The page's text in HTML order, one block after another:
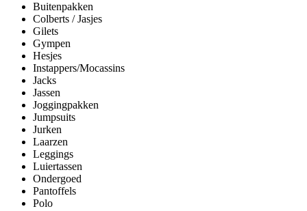
Buitenpakken
Colberts / Jasjes
Gilets
Gympen
Hesjes
Instappers/Mocassins
Jacks
Jassen
Joggingpakken
Jumpsuits
Jurken
Laarzen
Leggings
Luiertassen
Ondergoed
Pantoffels
Polo